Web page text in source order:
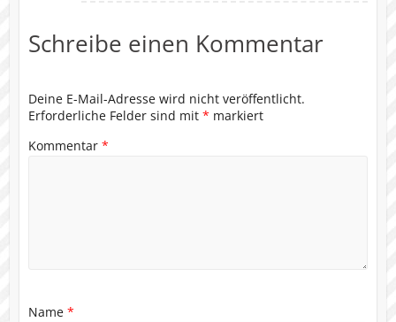
Schreibe einen Kommentar
Deine E-Mail-Adresse wird nicht veröffentlicht.
Erforderliche Felder sind mit * markiert
Kommentar *
Name *